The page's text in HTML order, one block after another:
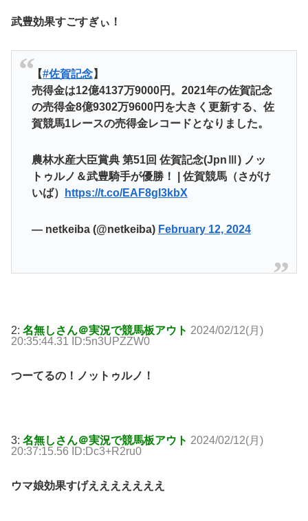
武豊効果すごすぎぃ！
【#佐賀記念】
売得金は12億4137万9000円。2021年の佐賀記念
の売得金8億9302万9600円を大きく更新する、佐
賀競馬1レースの売得金レコードとなりました。
農林水産大臣賞典 第51回 佐賀記念(JpnⅢ) ノッ
トゥルノ＆武豊騎手が優勝！ | 佐賀競馬（さがけ
いば）
https://t.co/EAF8gI3kbX
— netkeiba (@netkeiba) February 12, 2024
2: 名無しさん＠実況で競馬板アウト 2024/02/12(月)
20:35:44.31 ID:5n3UPZZW0
つーてるの！ノットゥルノ！
3: 名無しさん＠実況で競馬板アウト 2024/02/12(月)
20:37:15.56 ID:Dc3+R2ru0
ウマ娘効果すげえええええええ